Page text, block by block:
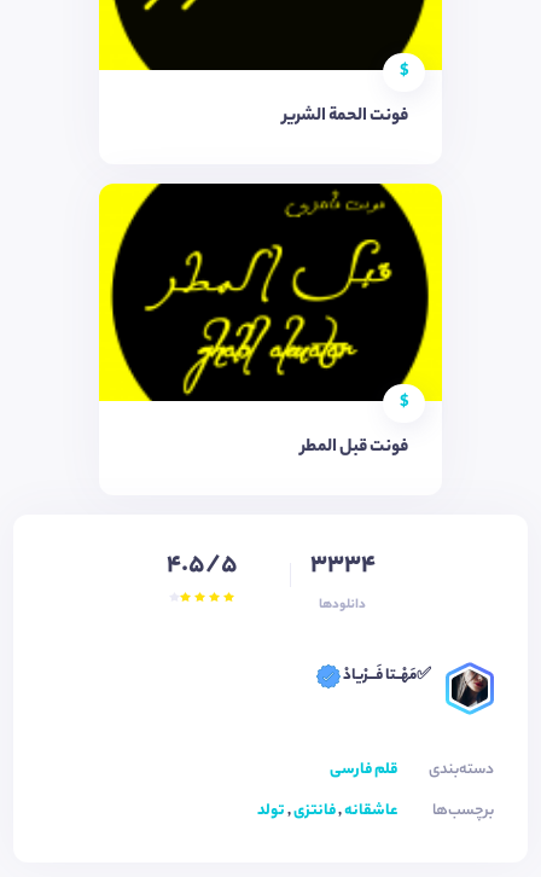
$
فونت الحمة الشریر
$
فونت قبل المطر
3334
دانلودها
4.5/5
✅مَهْــتا فَـــرْیادْ
دسته‌بندی
قلم فارسی
برچسب‌ها
عاشقانه,فانتزی,تولد